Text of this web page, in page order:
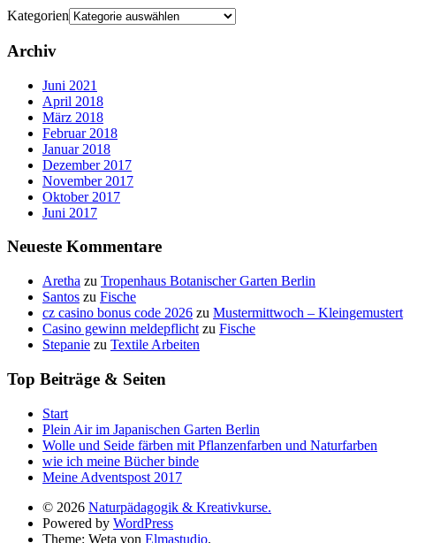
Kategorien
Archiv
Juni 2021
April 2018
März 2018
Februar 2018
Januar 2018
Dezember 2017
November 2017
Oktober 2017
Juni 2017
Neueste Kommentare
Aretha zu Tropenhaus Botanischer Garten Berlin
Santos zu Fische
cz casino bonus code 2026 zu Mustermittwoch – Kleingemustert
Casino gewinn meldepflicht zu Fische
Stepanie zu Textile Arbeiten
Top Beiträge & Seiten
Start
Plein Air im Japanischen Garten Berlin
Wolle und Seide färben mit Pflanzenfarben und Naturfarben
wie ich meine Bücher binde
Meine Adventspost 2017
© 2026 Naturpädagogik & Kreativkurse.
Powered by WordPress
Theme: Weta von Elmastudio.